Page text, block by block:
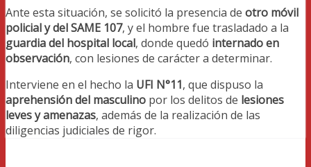
Ante esta situación, se solicitó la presencia de otro móvil
policial y del SAME 107, y el hombre fue trasladado a la
guardia del hospital local, donde quedó internado en
observación, con lesiones de carácter a determinar.
Interviene en el hecho la UFI N°11, que dispuso la
aprehensión del masculino por los delitos de lesiones
leves y amenazas, además de la realización de las
diligencias judiciales de rigor.